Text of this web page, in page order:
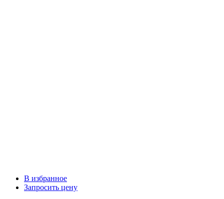
В избранное
Запросить цену